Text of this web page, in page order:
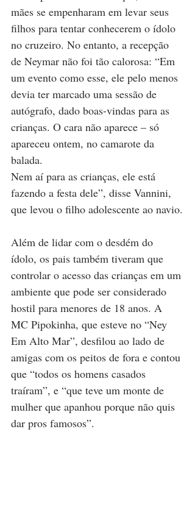
mães se empenharam em levar seus
filhos para tentar conhecerem o ídolo
no cruzeiro. No entanto, a recepção
de Neymar não foi tão calorosa: “Em
um evento como esse, ele pelo menos
devia ter marcado uma sessão de
autógrafo, dado boas-vindas para as
crianças. O cara não aparece – só
apareceu ontem, no camarote da
balada.
Nem aí para as crianças, ele está
fazendo a festa dele”, disse Vannini,
que levou o filho adolescente ao navio.
Além de lidar com o desdém do
ídolo, os pais também tiveram que
controlar o acesso das crianças em um
ambiente que pode ser considerado
hostil para menores de 18 anos. A
MC Pipokinha, que esteve no “Ney
Em Alto Mar”, desfilou ao lado de
amigas com os peitos de fora e contou
que “todos os homens casados
traíram”, e “que teve um monte de
mulher que apanhou porque não quis
dar pros famosos”.